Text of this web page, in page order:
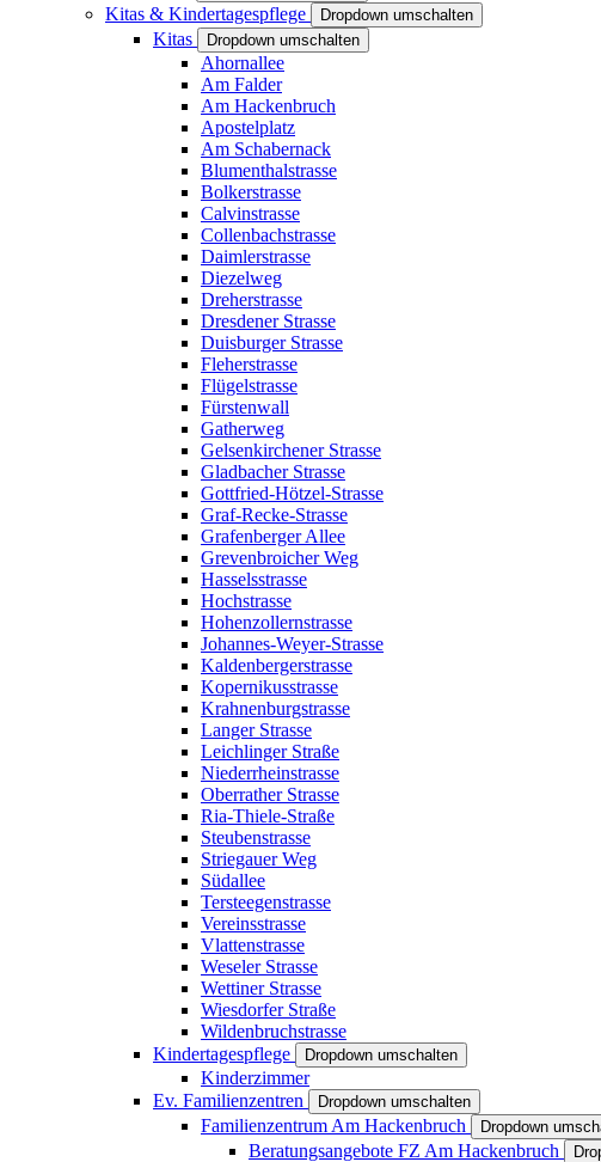
Kitas & Kindertagespflege Dropdown umschalten
Kitas Dropdown umschalten
Ahornallee
Am Falder
Am Hackenbruch
Apostelplatz
Am Schabernack
Blumenthalstrasse
Bolkerstrasse
Calvinstrasse
Collenbachstrasse
Daimlerstrasse
Diezelweg
Dreherstrasse
Dresdener Strasse
Duisburger Strasse
Fleherstrasse
Flügelstrasse
Fürstenwall
Gatherweg
Gelsenkirchener Strasse
Gladbacher Strasse
Gottfried-Hötzel-Strasse
Graf-Recke-Strasse
Grafenberger Allee
Grevenbroicher Weg
Hasselsstrasse
Hochstrasse
Hohenzollernstrasse
Johannes-Weyer-Strasse
Kaldenbergerstrasse
Kopernikusstrasse
Krahnenburgstrasse
Langer Strasse
Leichlinger Straße
Niederrheinstrasse
Oberrather Strasse
Ria-Thiele-Straße
Steubenstrasse
Striegauer Weg
Südallee
Tersteegenstrasse
Vereinsstrasse
Vlattenstrasse
Weseler Strasse
Wettiner Strasse
Wiesdorfer Straße
Wildenbruchstrasse
Kindertagespflege
Dropdown umschalten
Kinderzimmer
Ev. Familienzentren
Dropdown umschalten
Familienzentrum Am Hackenbruch Dropdown
Beratungsangebote FZ Am Hackenbruch